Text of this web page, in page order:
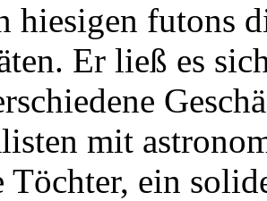
hiesigen futons
Er ließ es
mit
Töchter, ein